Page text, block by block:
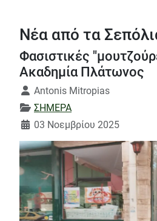
Νέα από τα
Φασιστικές
Ακαδημία Πλάτωνος
Λεπτομέρειες
Antonis Mitropias
ΣΗΜΕΡΑ
03 Νοεμβρίου 2025